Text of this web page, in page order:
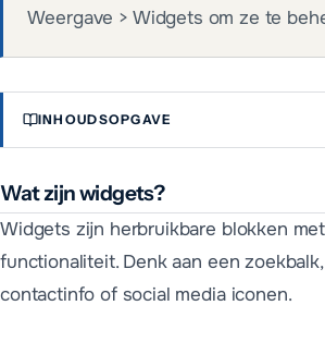
Weergave > Widgets om ze te
INHOUDSOPGAVE
Wat zijn widgets?
Widgets zijn herbruikbare blokken
functionaliteit. Denk aan een
contactinfo of social media iconen.